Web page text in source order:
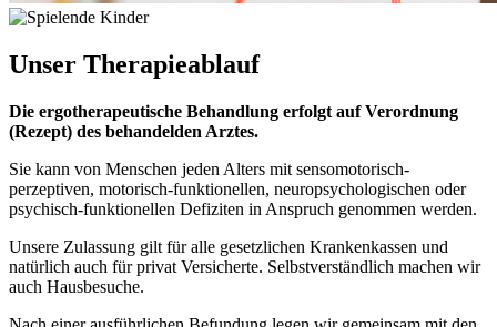
Unser Therapieablauf
Die ergotherapeutische Behandlung erfolgt auf Verordnung
(Rezept) des behandelden Arztes.
Sie kann von Menschen jeden Alters mit sensomotorisch-
perzeptiven, motorisch-funktionellen, neuropsychologischen oder
psychisch-funktionellen Defiziten in Anspruch genommen werden.
Unsere Zulassung gilt für alle gesetzlichen Krankenkassen und
natürlich auch für privat Versicherte. Selbstverständlich machen wir
auch Hausbesuche.